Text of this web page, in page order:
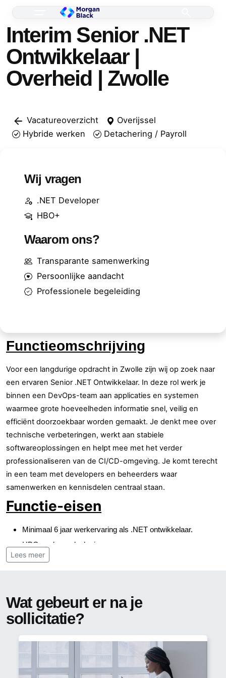
Skip
content
Interim Senior .NET
Ontwikkelaar |
Overheid | Zwolle
Vacatureoverzicht
Overijssel
Hybride werken
Detachering / Payroll
Wij vragen
.NET Developer
HBO+
Waarom ons?
Transparante samenwerking
Persoonlijke aandacht
Professionele begeleiding
Functieomschrijving
Voor een langdurige opdracht in Zwolle zijn wij op zoek naar
een ervaren Senior .NET Ontwikkelaar. In deze rol werk je
binnen een DevOps-team aan applicaties en systemen
waarmee grote hoeveelheden informatie snel, veilig en
efficiënt doorzoekbaar worden gemaakt. Je denkt mee over
technische verbeteringen, werkt aan stabiele
softwareoplossingen en helpt mee met het verder
professionaliseren van de CI/CD-omgeving. Je komt terecht
in een team met developers en beheerders waar
samenwerken en kennisdelen centraal staan.
Functie-eisen
Minimaal 6 jaar werkervaring als .NET ontwikkelaar.
HBO werk- en denk niveau
Specialist in: C# en .NET Core
Affiniteit met data-gedreven omgevingen is een pré.
Ervaring met technologieën zoals Kafka, ElasticSearch
Cloudkennis en ervaring met OpenShift zijn een plus.
Beheerst de Nederlandse taal zowel in woord als in
Lees meer
Wat gebeurt er na je
sollicitatie?